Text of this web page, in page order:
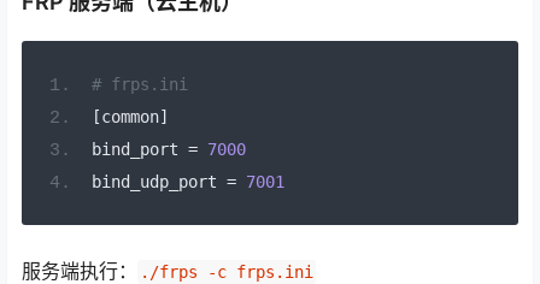
# frps.ini
[common]
bind_port = 7000
bind_udp_port = 7001
服务端执行： ./frps -c frps.ini